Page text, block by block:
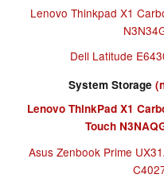
Lenovo Thinkpad X1
Dell Latitude
System Storage
Lenovo ThinkPad X1
Touch
Asus Zenbook Prime